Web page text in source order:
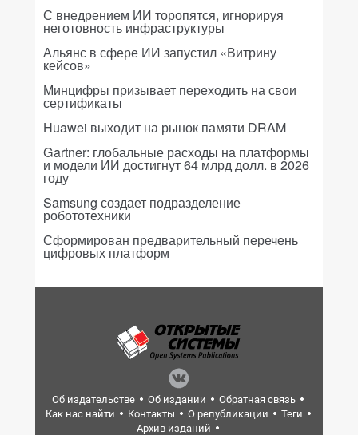
С внедрением ИИ торопятся, игнорируя
неготовность инфраструктуры
Альянс в сфере ИИ запустил «Витрину
кейсов»
Минцифры призывает переходить на свои
сертификаты
Huawei выходит на рынок памяти DRAM
Gartner: глобальные расходы на платформы
и модели ИИ достигнут 64 млрд долл. в 2026
году
Samsung создает подразделение
робототехники
Сформирован предварительный перечень
цифровых платформ
Об издательстве Об издании
Обратная связь
Как нас найти
Контакты О републикации
Теги
Архив изданий